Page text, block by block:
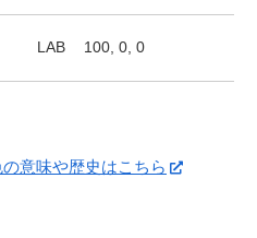
LAB 100, 0, 0
意味や歴史はこちら